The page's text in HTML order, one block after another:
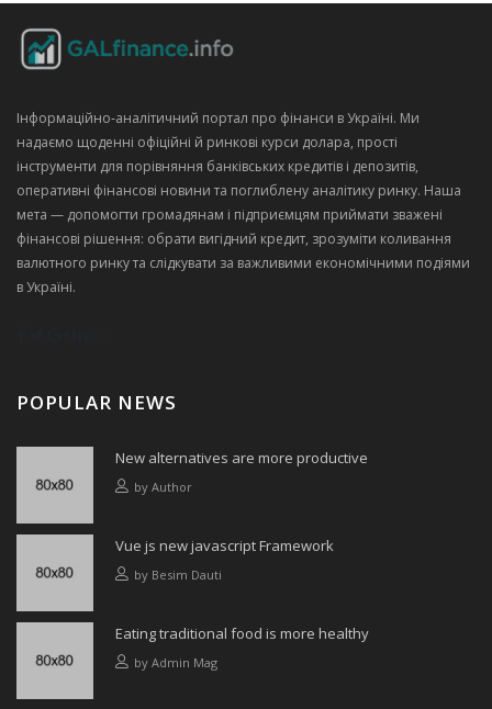
Інформаційно‑аналітичний портал про фінанси в Україні. Ми
надаємо щоденні офіційні й ринкові курси долара, прості
інструменти для порівняння банківських кредитів і депозитів,
оперативні фінансові новини та поглиблену аналітику ринку. Наша
мета — допомогти громадянам і підприємцям приймати зважені
фінансові рішення: обрати вигідний кредит, зрозуміти коливання
валютного ринку та слідкувати за важливими економічними подіями
в Україні.
POPULAR NEWS
New alternatives are more productive
by Author
Vue js new javascript Framework
by Besim Dauti
Eating traditional food is more healthy
by Admin Mag